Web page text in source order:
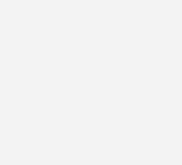
Ideal Standard
und